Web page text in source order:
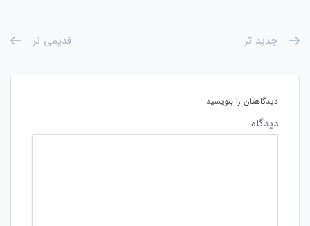
جدید تر قدیمی تر
دیدگاهتان را بنویسید
دیدگاه